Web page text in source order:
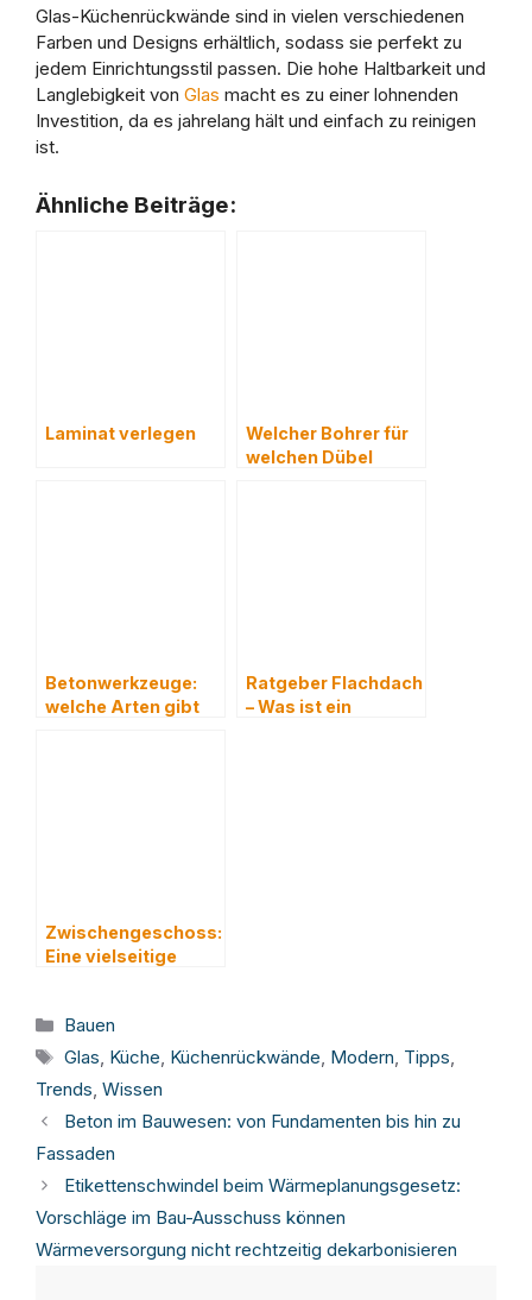
Glas-Küchenrückwände sind in vielen verschiedenen
Farben und Designs erhältlich, sodass sie perfekt zu
jedem Einrichtungsstil passen. Die hohe Haltbarkeit und
Langlebigkeit von Glas macht es zu einer lohnenden
Investition, da es jahrelang hält und einfach zu reinigen
ist.
Ähnliche Beiträge:
Laminat verlegen
Welcher Bohrer für
welchen Dübel
Betonwerkzeuge:
welche Arten gibt
Ratgeber Flachdach
– Was ist ein
Zwischengeschoss:
Eine vielseitige
Funktionalität
Kategorien
Bauen
Schlagwörter
Glas Küche Küchenrückwände Modern Tipps
Trends Wissen
Beton im Bauwesen: von Fundamenten bis hin zu
Fassaden
Etikettenschwindel beim Wärmeplanungsgesetz:
Vorschläge im Bau-Ausschuss können
Wärmeversorgung nicht rechtzeitig dekarbonisieren